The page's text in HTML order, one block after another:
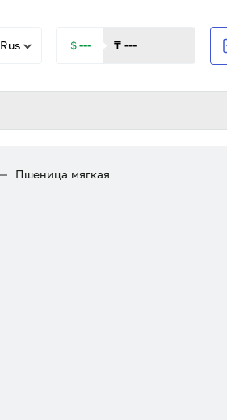
Rus ＄--- ₸ ---
Пшеница мягкая